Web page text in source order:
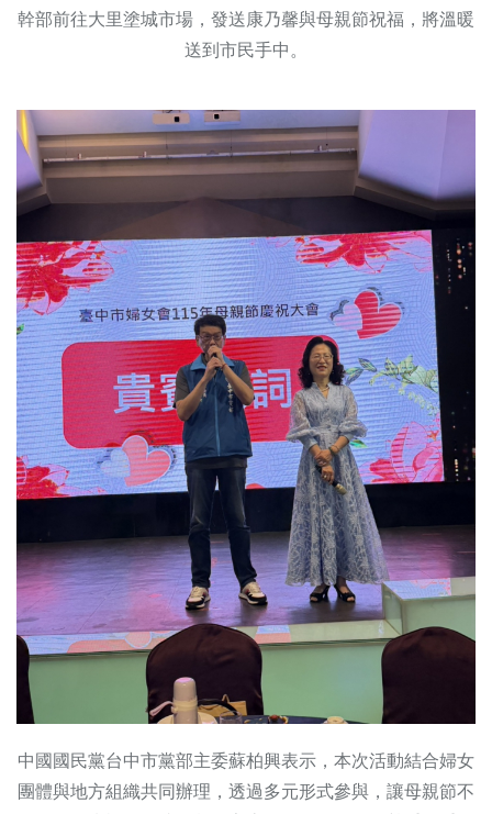
幹部前往大里塗城市場，發送康乃馨與母親節祝福，將溫暖
送到市民手中。
中國國民黨台中市黨部主委蘇柏興表示，本次活動結合婦女
團體與地方組織共同辦理，透過多元形式參與，讓母親節不